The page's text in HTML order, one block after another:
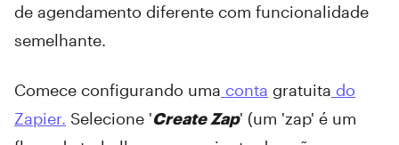
de agendamento diferente com funcionalidade
semelhante.
Comece configurando uma conta gratuita do
Zapier. Selecione 'Create Zap' (um 'zap' é um